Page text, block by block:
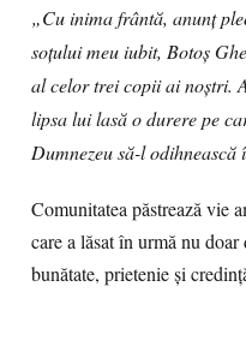
„Cu inima frântă, anunț
soțului meu iubit, Botoș
al celor trei copii ai noștri.
lipsa lui lasă o durere pe
Dumnezeu să-l odihnească
Comunitatea păstrează vie
care a lăsat în urmă nu
bunătate, prietenie și